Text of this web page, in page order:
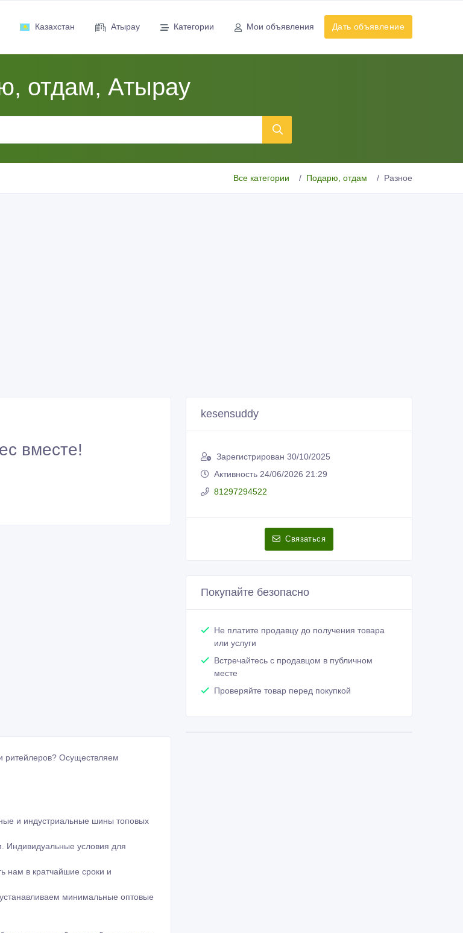
Казахстан Атырау Категории Мои объявления Дать объявление
отдам, Атырау
Все категории Подарю, отдам Разное
вместе!
ритейлеров? Осуществляем
и индустриальные шины топовых
Индивидуальные условия для
нам в кратчайшие сроки и
минимальные оптовые
kesensuddy
Зарегистрирован 30/10/2025
Активность 24/06/2026 21:29
81297294522
Связаться
Покупайте безопасно
Не платите продавцу до получения товара
или услуги
Встречайтесь с продавцом в публичном
месте
Проверяйте товар перед покупкой